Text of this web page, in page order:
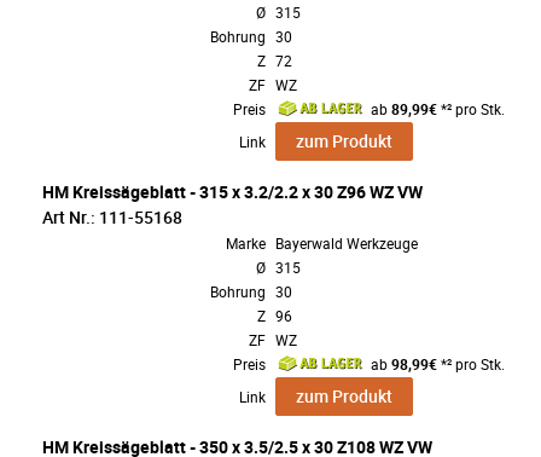
Ø 315
Bohrung 30
Z 72
ZF WZ
Preis
ab89,99€*² pro Stk.
Link
zum Produkt
HM Kreissägeblatt - 315 x 3.2/2.2 x 30 Z96 WZ VW
Art Nr.: 111-55168
Marke Bayerwald Werkzeuge
Ø 315
Bohrung 30
Z 96
ZF WZ
Preis
ab98,99€*² pro Stk.
Link
zum Produkt
HM Kreissägeblatt - 350 x 3.5/2.5 x 30 Z108 WZ VW